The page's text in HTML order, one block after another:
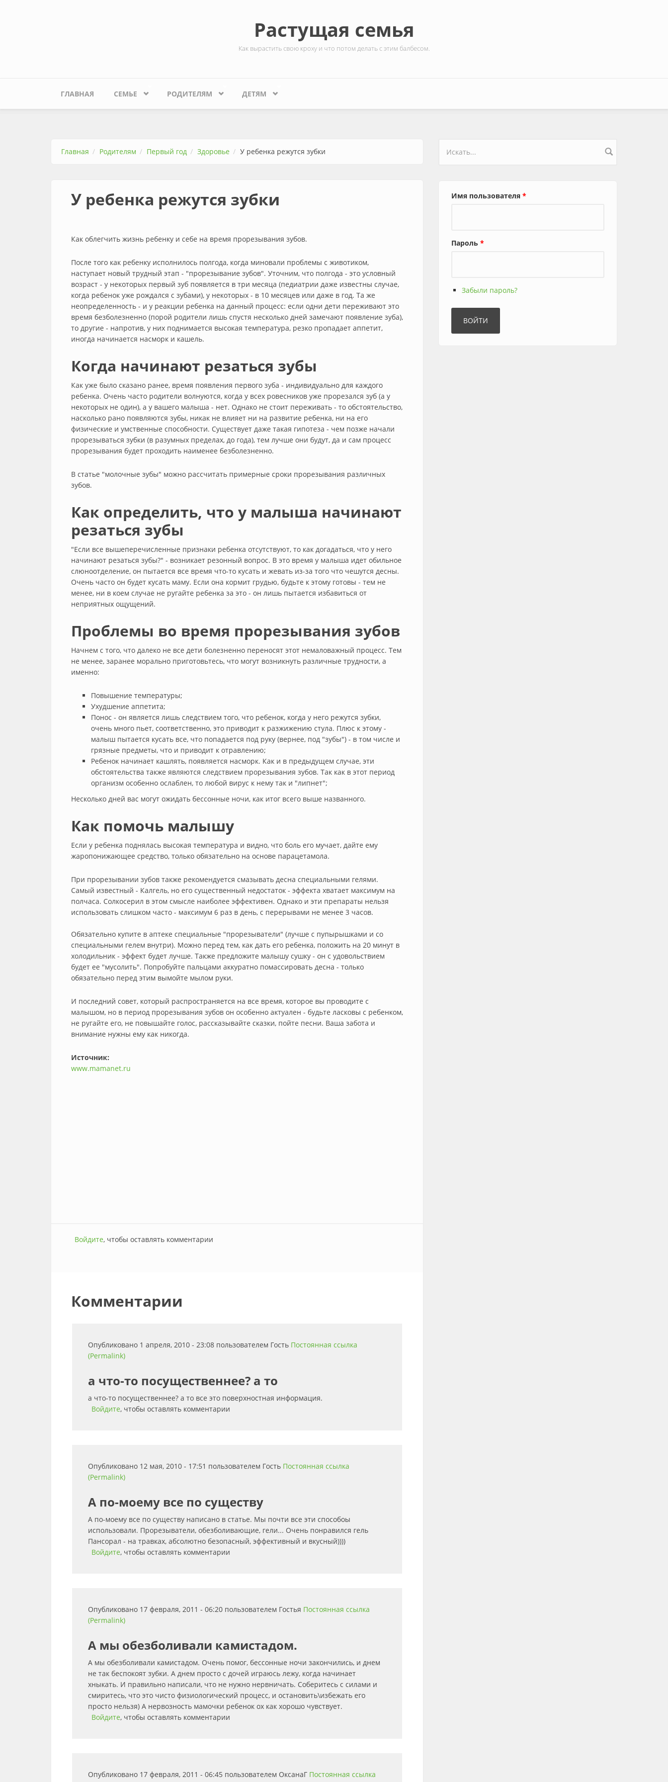
Растущая семья
Как вырастить свою кроху и что потом делать с этим балбесом.
ГЛАВНАЯ СЕМЬЕ РОДИТЕЛЯМ ДЕТЯМ
Главная Родителям Первый год Здоровье У ребенка режутся зубки
У ребенка режутся зубки
Как облегчить жизнь ребенку и себе на время прорезывания зубов.
После того как ребенку исполнилось полгода, когда миновали проблемы с животиком,
наступает новый трудный этап - "прорезывание зубов". Уточним, что полгода - это условный
возраст - у некоторых первый зуб появляется в три месяца (педиатрии даже известны случае,
когда ребенок уже рождался с зубами), у некоторых - в 10 месяцев или даже в год. Та же
неопределенность - и у реакции ребенка на данный процесс: если одни дети переживают это
время безболезненно (порой родители лишь спустя несколько дней замечают появление зуба),
то другие - напротив, у них поднимается высокая температура, резко пропадает аппетит,
иногда начинается насморк и кашель.
Когда начинают резаться зубы
Как уже было сказано ранее, время появления первого зуба - индивидуально для каждого
ребенка. Очень часто родители волнуются, когда у всех ровесников уже прорезался зуб (а у
некоторых не один), а у вашего малыша - нет. Однако не стоит переживать - то обстоятельство,
насколько рано появляются зубы, никак не влияет ни на развитие ребенка, ни на его
физические и умственные способности. Существует даже такая гипотеза - чем позже начали
прорезываться зубки (в разумных пределах, до года), тем лучше они будут, да и сам процесс
прорезывания будет проходить наименее безболезненно.
В статье "молочные зубы" можно рассчитать примерные сроки прорезывания различных
зубов.
Как определить, что у малыша начинают
резаться зубы
"Если все вышеперечисленные признаки ребенка отсутствуют, то как догадаться, что у него
начинают резаться зубы?" - возникает резонный вопрос. В это время у малыша идет обильное
слюноотделение, он пытается все время что-то кусать и жевать из-за того что чешутся десны.
Очень часто он будет кусать маму. Если она кормит грудью, будьте к этому готовы - тем не
менее, ни в коем случае не ругайте ребенка за это - он лишь пытается избавиться от
неприятных ощущений.
Проблемы во время прорезывания зубов
Начнем с того, что далеко не все дети болезненно переносят этот немаловажный процесс. Тем
не менее, заранее морально приготовьтесь, что могут возникнуть различные трудности, а
именно:
Повышение температуры;
Ухудшение аппетита;
Понос - он является лишь следствием того, что ребенок, когда у него режутся зубки,
очень много пьет, соответственно, это приводит к разжижению стула. Плюс к этому -
малыш пытается кусать все, что попадается под руку (вернее, под "зубы") - в том числе и
грязные предметы, что и приводит к отравлению;
Ребенок начинает кашлять, появляется насморк. Как и в предыдущем случае, эти
обстоятельства также являются следствием прорезывания зубов. Так как в этот период
организм особенно ослаблен, то любой вирус к нему так и "липнет";
Несколько дней вас могут ожидать бессонные ночи, как итог всего выше названного.
Как помочь малышу
Если у ребенка поднялась высокая температура и видно, что боль его мучает, дайте ему
жаропонижающее средство, только обязательно на основе парацетамола.
При прорезывании зубов также рекомендуется смазывать десна специальными гелями.
Самый известный - Калгель, но его существенный недостаток - эффекта хватает максимум на
полчаса. Солкосерил в этом смысле наиболее эффективен. Однако и эти препараты нельзя
использовать слишком часто - максимум 6 раз в день, с перерывами не менее 3 часов.
Обязательно купите в аптеке специальные "прорезыватели" (лучше с пупырышками и со
специальными гелем внутри). Можно перед тем, как дать его ребенка, положить на 20 минут в
холодильник - эффект будет лучше. Также предложите малышу сушку - он с удовольствием
будет ее "мусолить". Попробуйте пальцами аккуратно помассировать десна - только
обязательно перед этим вымойте мылом руки.
И последний совет, который распространяется на все время, которое вы проводите с
малышом, но в период прорезывания зубов он особенно актуален - будьте ласковы с ребенком,
не ругайте его, не повышайте голос, рассказывайте сказки, пойте песни. Ваша забота и
внимание нужны ему как никогда.
Источник:
www.mamanet.ru
Войдите, чтобы оставлять комментарии
Комментарии
Опубликовано 1 апреля, 2010 - 23:08 пользователем Гость Постоянная ссылка
(Permalink)
а что-то посущественнее? а то
а что-то посущественнее? а то все это поверхностная информация.
Войдите, чтобы оставлять комментарии
Опубликовано 12 мая, 2010 - 17:51 пользователем Гость Постоянная ссылка
(Permalink)
А по-моему все по существу
А по-моему все по существу написано в статье. Мы почти все эти способоы
использовали. Прорезыватели, обезболивающие, гели... Очень понравился гель
Пансорал - на травках, абсолютно безопасный, эффективный и вкусный))))
Войдите, чтобы оставлять комментарии
Опубликовано 17 февраля, 2011 - 06:20 пользователем Гостья Постоянная ссылка
(Permalink)
А мы обезболивали камистадом.
А мы обезболивали камистадом. Очень помог, бессонные ночи закончились, и днем
не так беспокоят зубки. А днем просто с дочей играюсь лежу, когда начинает
хныкать. И правильно написали, что не нужно нервничать. Соберитесь с силами и
смиритесь, что это чисто физиологический процесс, и остановить\избежать его
просто нельзя) А нервозность мамочки ребенок ох как хорошо чувствует.
Войдите, чтобы оставлять комментарии
Опубликовано 17 февраля, 2011 - 06:45 пользователем ОксанаГ Постоянная ссылка
Форма поиска
Имя пользователя *
Пароль *
Забыли пароль?